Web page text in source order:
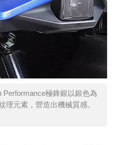
極鋒銀以銀色為
理元素，營造出機械質感。